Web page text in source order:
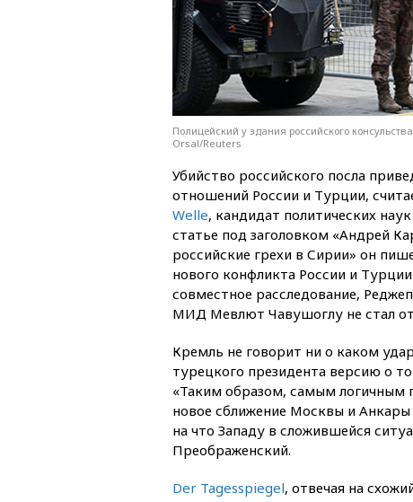
Полицейский у здания российского
Orsal/Reuters
Убийство российского посла
отношений России и Турции,
Welle, кандидат политических
статье под заголовком «Андрей
российские грехи в Сирии» он
нового конфликта России и
совместное расследование,
МИД Мевлют Чавушоглу не стал
Кремль не говорит ни о каком
турецкого президента версию о
«Таким образом, самым логичным
новое сближение Москвы и
на что Западу в сложившейся
Преображенский.
Der Tagesspiegel, отвечая на